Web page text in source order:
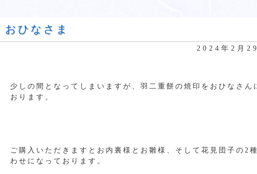
おひなさま
2024年2月29
少しの間となってしまいますが、羽二重餅の焼印をおひなさん
おります。
ご購入いただきますとお内裏様とお雛様、そして花見団子の2
わせになっております。